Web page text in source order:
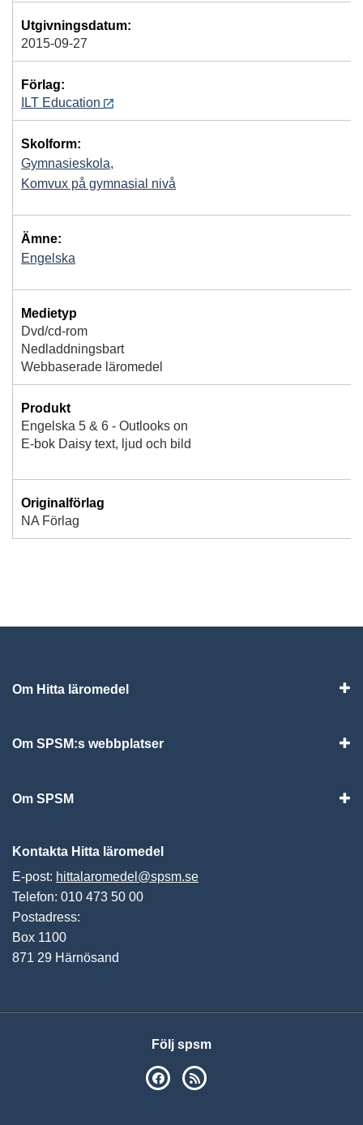
Utgivningsdatum:
2015-09-27
Förlag:
ILT Education
Skolform:
Gymnasieskola,
Komvux på gymnasial nivå
Ämne:
Engelska
Medietyp
Dvd/cd-rom
Nedladdningsbart
Webbaserade läromedel
Produkt
Engelska 5 & 6 - Outlooks on
E-bok Daisy text, ljud och bild
Originalförlag
NA Förlag
Om Hitta läromedel
Om SPSM:s webbplatser
Om SPSM
Kontakta Hitta läromedel
E-post: hittalaromedel@spsm.se
Telefon: 010 473 50 00
Postadress:
Box 1100
871 29 Härnösand
Följ spsm
SPSM på Facebook